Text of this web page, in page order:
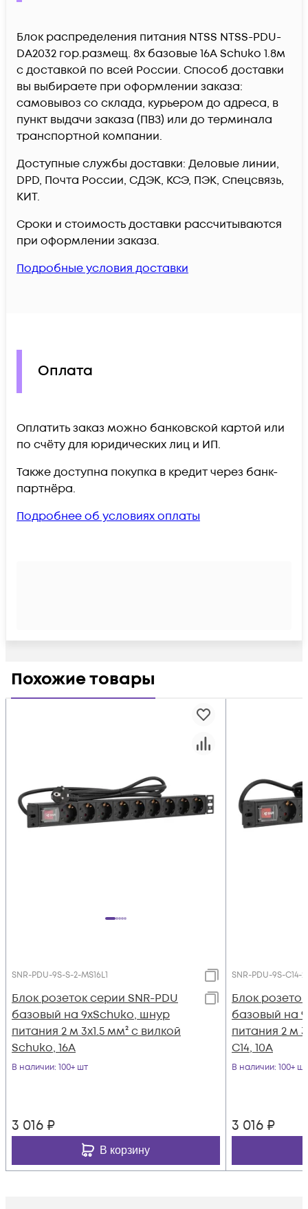
Блок распределения питания NTSS NTSS-PDU-
DA2032 гор.размещ. 8x базовые 16A Schuko 1.8м
c доставкой по всей России. Способ доставки
вы выбираете при оформлении заказа:
самовывоз со склада, курьером до адреса, в
пункт выдачи заказа (ПВЗ) или до терминала
транспортной компании.
Доступные службы доставки: Деловые линии,
DPD, Почта России, СДЭК, КСЭ, ПЭК, Спецсвязь,
КИТ.
Сроки и стоимость доставки рассчитываются
при оформлении заказа.
Подробные условия доставки
Оплата
Оплатить заказ можно банковской картой или
по счёту для юридических лиц и ИП.
Также доступна покупка в кредит через банк-
партнёра.
Подробнее об условиях оплаты
Похожие товары
SNR-PDU-9S-S-2-MS16L1
Блок розеток серии SNR-PDU
базовый на 9хSchuko, шнур
питания 2 м 3x1.5 мм² с вилкой
Schuko, 16A
В наличии: 100+ шт
3 016 ₽
В корзину
SNR-PDU-9S-C14-
Блок
базовый на
питания 2 м
C14, 10A
В наличии: 100+ шт
3 016 ₽